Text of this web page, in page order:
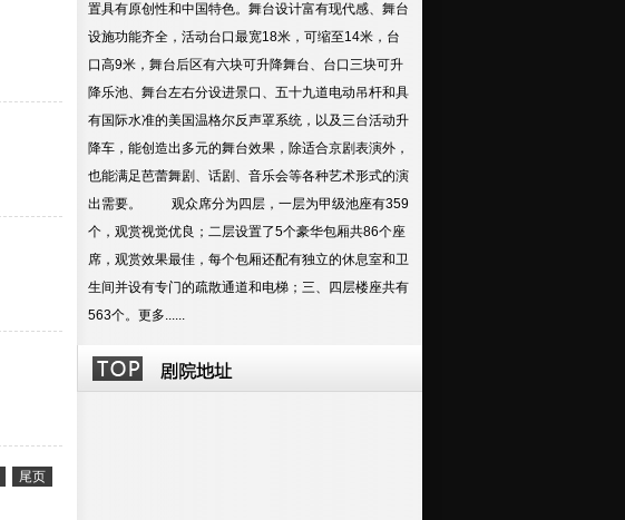
尾页
置具有原创性和中国特色。舞台设计富有现代感、舞台
设施功能齐全，活动台口最宽18米，可缩至14米，台
口高9米，舞台后区有六块可升降舞台、台口三块可升
降乐池、舞台左右分设进景口、五十九道电动吊杆和具
有国际水准的美国温格尔反声罩系统，以及三台活动升
降车，能创造出多元的舞台效果，除适合京剧表演外，
也能满足芭蕾舞剧、话剧、音乐会等各种艺术形式的演
出需要。 观众席分为四层，一层为甲级池座有359
个，观赏视觉优良；二层设置了5个豪华包厢共86个座
席，观赏效果最佳，每个包厢还配有独立的休息室和卫
生间并设有专门的疏散通道和电梯；三、四层楼座共有
563个。 更多......